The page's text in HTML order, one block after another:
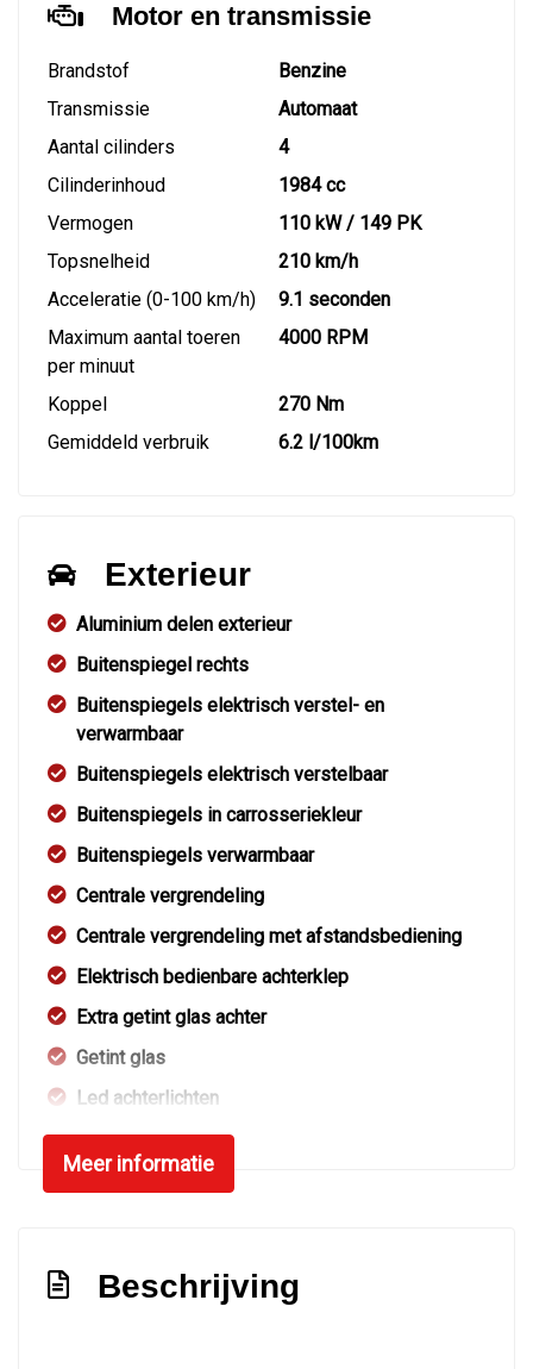
Motor en transmissie
Brandstof
Benzine
Transmissie
Automaat
Aantal cilinders
4
Cilinderinhoud
1984 cc
Vermogen
110 kW / 149 PK
Topsnelheid
210 km/h
Acceleratie (0-100 km/h)
9.1 seconden
Maximum aantal toeren
per minuut
4000 RPM
Koppel
270 Nm
Gemiddeld verbruik
6.2 l/100km
Exterieur
Aluminium delen exterieur
Buitenspiegel rechts
Buitenspiegels elektrisch verstel- en
verwarmbaar
Buitenspiegels elektrisch verstelbaar
Buitenspiegels in carrosseriekleur
Buitenspiegels verwarmbaar
Centrale vergrendeling
Centrale vergrendeling met afstandsbediening
Elektrisch bedienbare achterklep
Extra getint glas achter
Getint glas
Led achterlichten
Led dagrijverlichting
Lichtmetalen velgen 17"
Warmtewerend glas
Meer informatie
Beschrijving